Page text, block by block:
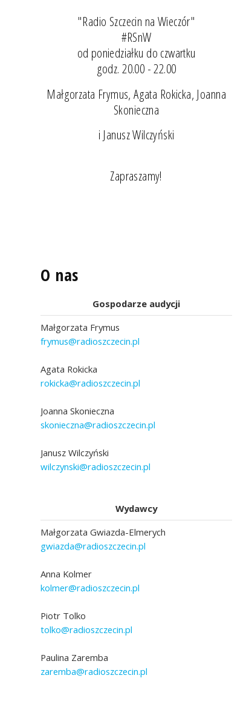
"Radio Szczecin na Wieczór"
#RSnW
od poniedziałku do czwartku
godz. 20.00 - 22.00
Małgorzata Frymus, Agata Rokicka, Joanna
Skonieczna
i Janusz Wilczyński
Zapraszamy!
O nas
Gospodarze audycji
Małgorzata Frymus
frymus@radioszczecin.pl
Agata Rokicka
rokicka@radioszczecin.pl
Joanna Skonieczna
skonieczna@radioszczecin.pl
Janusz Wilczyński
wilczynski@radioszczecin.pl
Wydawcy
Małgorzata Gwiazda-Elmerych
gwiazda@radioszczecin.pl
Anna Kolmer
kolmer@radioszczecin.pl
Piotr Tolko
tolko@radioszczecin.pl
Paulina Zaremba
zaremba@radioszczecin.pl